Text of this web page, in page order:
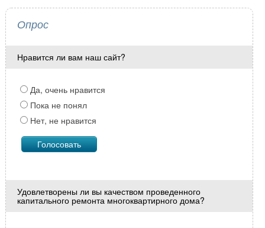
Опрос
Нравится ли вам наш сайт?
Да, очень нравится
Пока не понял
Нет, не нравится
Удовлетворены ли вы качеством проведенного
капитального ремонта многоквартирного дома?